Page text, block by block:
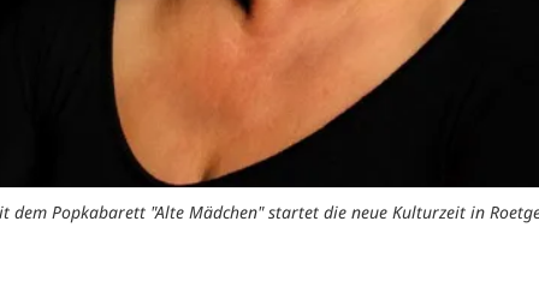
dem Popkabarett "Alte Mädchen" startet die neue Kulturzeit in